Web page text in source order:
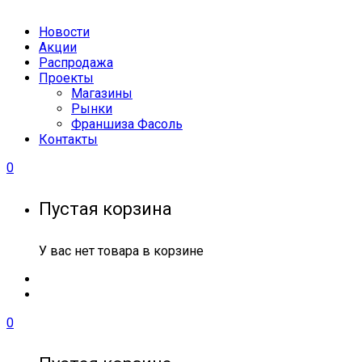
Новости
Акции
Распродажа
Проекты
Магазины
Рынки
Франшиза Фасоль
Контакты
0
Пустая корзина
У вас нет товара в корзине
0